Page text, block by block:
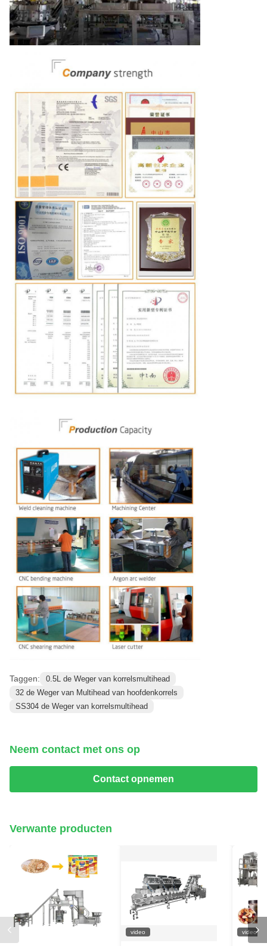
Taggen:
0.5L de Weger van korrelsmultihead
32 de Weger van Multihead van hoofdenkorrels
SS304 de Weger van korrelsmultihead
Neem contact met ons op
Contact opnemen
Verwante producten
video video